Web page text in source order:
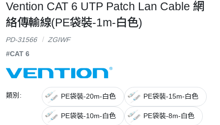
Vention CAT 6 UTP Patch Lan Cable 網
絡傳輸線(PE袋裝-1m-白色)
PD-31566
ZGIWF
#CAT 6
類別: PE袋裝-20m-白色 PE袋裝-15m-白色
PE袋裝-10m-白色 PE袋裝-8m-白色